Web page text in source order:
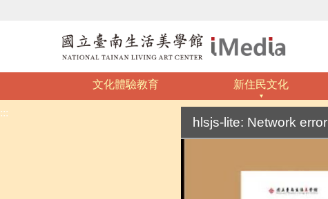
文化體驗教育 新住民文化
:::
hlsjs-lite: Network error